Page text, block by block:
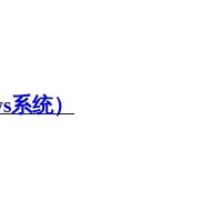
统）